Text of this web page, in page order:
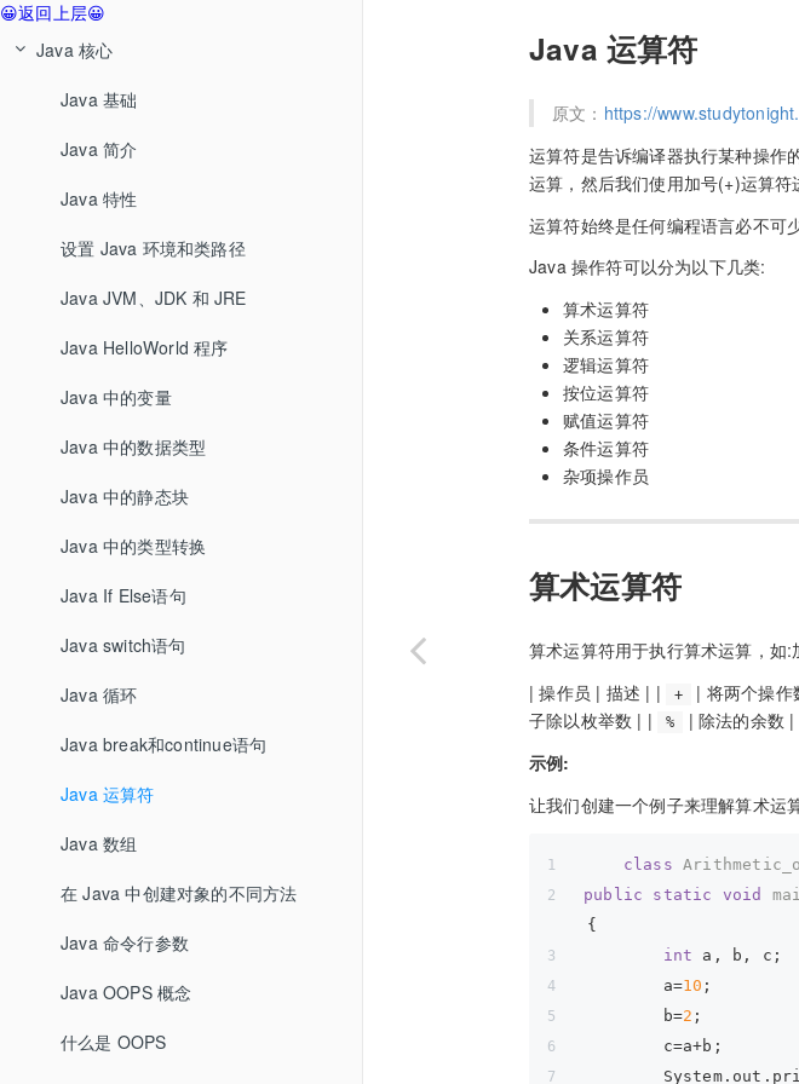
😀返回上层😀
Java 核心
Java 基础
Java 简介
Java 特性
设置 Java 环境和类路径
Java JVM、JDK 和 JRE
Java HelloWorld 程序
Java 中的变量
Java 中的数据类型
Java 中的静态块
Java 中的类型转换
Java If Else语句
Java switch语句
Java 循环
Java break和continue语句
Java 运算符
Java 数组
在 Java 中创建对象的不同方法
Java 命令行参数
Java OOPS 概念
什么是 OOPS
Java 运算符
原文： https://
运算符是告诉编译器执行某种操作
运算，然后我们使用加号(+)运算符
运算符始终是任何编程语言必不可
Java 操作符可以分为以下几类:
算术运算符
关系运算符
逻辑运算符
按位运算符
赋值运算符
条件运算符
杂项操作员
算术运算符
算术运算符用于执行算术运算，如:
| 操作员 | 描述 | |
+ | 将两个操作
子除以枚举数 | |
% | 除法的余数 |
示例:
让我们创建一个例子来理解算术运
class
public
static void
{
int a, b, c;
        a=
10 ;
        b=
2 ;
        c=a+b;